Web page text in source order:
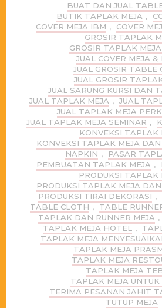
BUAT DAN JUAL
BUTIK TAPLAK MEJA ,
COVER MEJA IBM , COVER
GROSIR TAPLAK
GROSIR TAPLAK
JUAL COVER MEJA &
JUAL GROSIR TABLE
JUAL GROSIR
JUAL SARUNG KURSI DAN
JUAL TAPLAK MEJA , JUAL
JUAL TAPLAK MEJA
JUAL TAPLAK MEJA SEMINAR ,
KONVEKSI TAPLAK
KONVEKSI TAPLAK MEJA DAN
NAPKIN , PASAR
PEMBUATAN TAPLAK MEJA ,
PRODUKSI TAPLAK
PRODUKSI TAPLAK MEJA
PRODUKSI TIRAI DEKORASI ,
TABLE CLOTH , TABLE
TAPLAK DAN RUNNER MEJA ,
TAPLAK MEJA HOTEL
,
TAPLAK MEJA
TAPLAK MEJA
TAPLAK MEJA
TAPLAK MEJA
TAPLAK MEJA UNTUK
TERIMA PESANAN JAHIT
TUTUP MEJA